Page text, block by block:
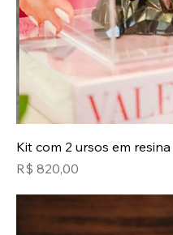
Kit com 2 ursos em
Preço
R$ 820,00